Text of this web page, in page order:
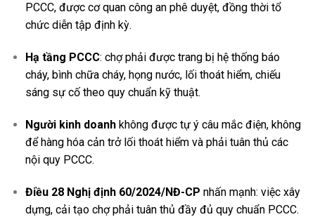
PCCC, được cơ quan công an phê duyệt, đồng thời tổ
chức diễn tập định kỳ.
Hạ tầng PCCC: chợ phải được trang bị hệ thống báo
cháy, bình chữa cháy, họng nước, lối thoát hiểm, chiếu
sáng sự cố theo quy chuẩn kỹ thuật.
Người kinh doanhkhông được tự ý câu mắc điện, không
để hàng hóa cản trở lối thoát hiểm và phải tuân thủ các
nội quy PCCC.
Điều 28 Nghị định 60/2024/NĐ-CP nhấn mạnh: việc xây
dựng, cải tạo chợ phải tuân thủ đầy đủ quy chuẩn PCCC.